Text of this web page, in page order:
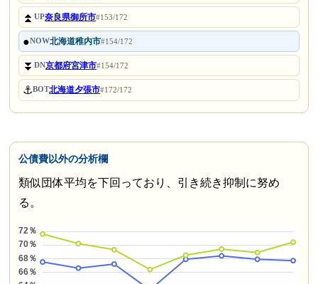
⏫UP奈良県御所市#153/172
●NOW北海道稚内市#154/172
⏬DN京都府宮津市#154/172
⚓BOT北海道夕張市#172/172
公債費以外の分析欄
類似団体平均を下回っており、引き続き抑制に努め
る。